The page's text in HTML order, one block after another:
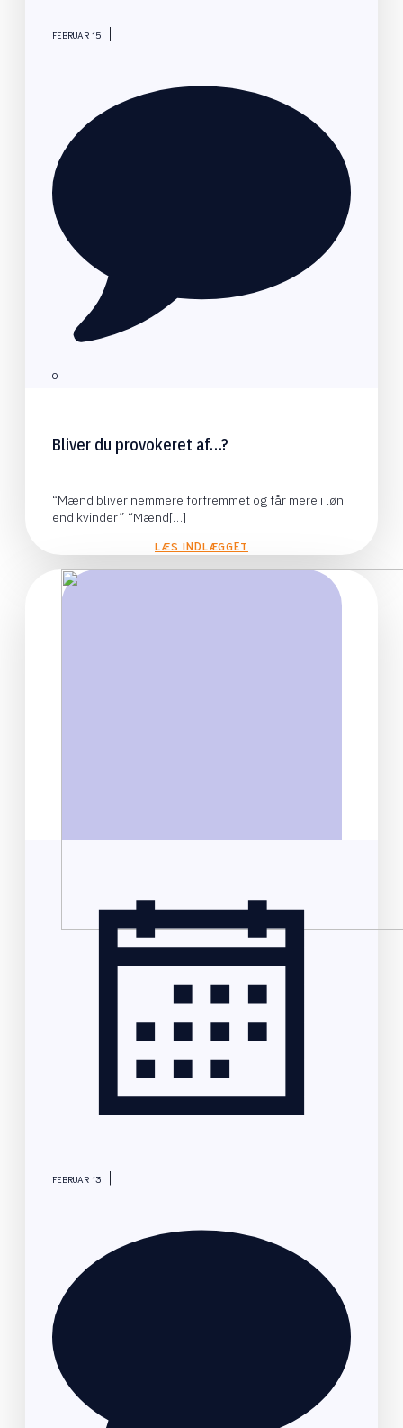
FEBRUAR 15 |
0
Bliver du provokeret af…?
“Mænd bliver nemmere forfremmet og får mere i løn
end kvinder” “Mænd[…]
LÆS INDLÆGGET
FEBRUAR 13 |